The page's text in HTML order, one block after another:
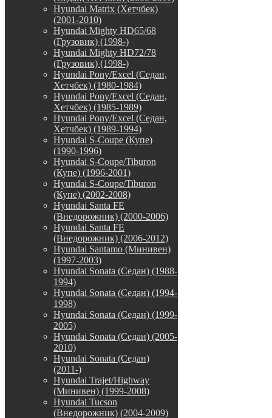
Hyundai Matrix (Хетчбек)
(2001-2010)
Hyundai Mighty HD65/68
(Грузовик) (1998-)
Hyundai Mighty HD72/78
(Грузовик) (1998-)
Hyundai Pony/Excel (Седан,
Хетчбек) (1980-1984)
Hyundai Pony/Excel (Седан,
Хетчбек) (1985-1989)
Hyundai Pony/Excel (Седан,
Хетчбек) (1989-1994)
Hyundai S-Coupe (Купе)
(1990-1996)
Hyundai S-Coupe/Tiburon
(Купе) (1996-2001)
Hyundai S-Coupe/Tiburon
(Купе) (2002-2008)
Hyundai Santa FE
(Внедорожник) (2000-2006)
Hyundai Santa FE
(Внедорожник) (2006-2012)
Hyundai Santamo (Минивен)
(1997-2003)
Hyundai Sonata (Седан) (1988-
1994)
Hyundai Sonata (Седан) (1994-
1998)
Hyundai Sonata (Седан) (1999-
2005)
Hyundai Sonata (Седан) (2005-
2010)
Hyundai Sonata (Седан)
(2011-)
Hyundai Trajet/Highway
(Минивен) (1999-2008)
Hyundai Tucson
(Внедорожник) (2004-2009)